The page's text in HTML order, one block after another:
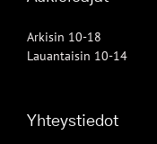
Arkisin 10-18
Lauantaisin 10-14
Yhteystiedot